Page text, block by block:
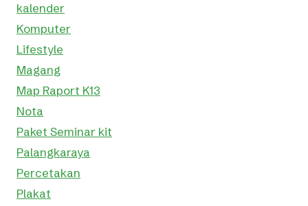
kalender
Komputer
Lifestyle
Magang
Map Raport K13
Nota
Paket Seminar kit
Palangkaraya
Percetakan
Plakat